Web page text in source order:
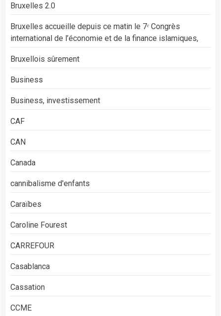
Bruxelles 2.0
Bruxelles accueille depuis ce matin le 7ᵉ Congrès
international de l’économie et de la finance islamiques,
Bruxellois sûrement
Business
Business, investissement
CAF
CAN
Canada
cannibalisme d'enfants
Caraïbes
Caroline Fourest
CARREFOUR
Casablanca
Cassation
CCME